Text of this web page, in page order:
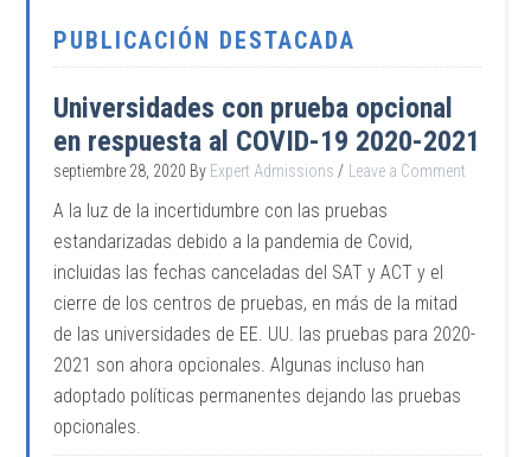
PUBLICACIÓN DESTACADA
Universidades con prueba opcional
en respuesta al COVID-19 2020-2021
septiembre 28, 2020 By Expert Admissions Leave a Comment
A la luz de la incertidumbre con las pruebas
estandarizadas debido a la pandemia de Covid,
incluidas las fechas canceladas del SAT y ACT y el
cierre de los centros de pruebas, en más de la mitad
de las universidades de EE. UU. las pruebas para 2020-
2021 son ahora opcionales. Algunas incluso han
adoptado políticas permanentes dejando las pruebas
opcionales.